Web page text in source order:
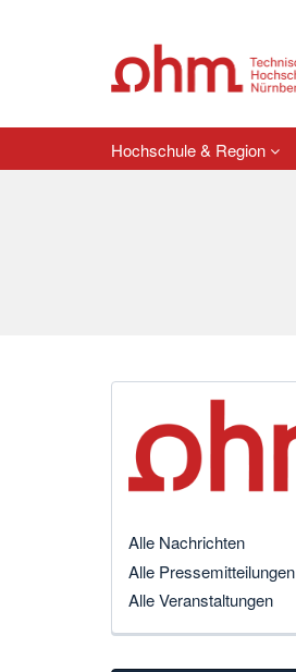
Hochschule & Region
Alle Nachrichten
Alle Pressemitteilungen
Alle Veranstaltungen